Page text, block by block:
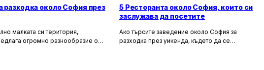
разходка около София през
малката си територия,
огромно разнообразие от
5 Ресторанта около София, които си
заслужава да посетите
Ако търсите заведение около София за
разходка през уикенда, където да се